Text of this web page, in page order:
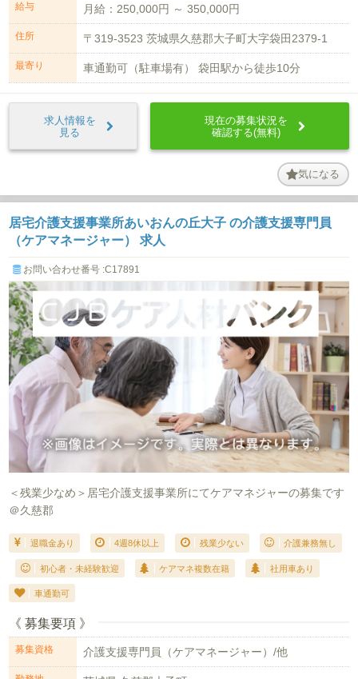
給与 月給：250,000円 ～ 350,000円
住所 〒319-3523 茨城県久慈郡大子町大字袋田2379-1
最寄り 車通勤可（駐車場有） 袋田駅から徒歩10分
求人情報を
見る
現在の募集状況を
確認する(無料)
気になる
居宅介護支援事業所あいおんの丘大子 の介護支援専門員
（ケアマネージャー） 求人
お問い合わせ番号 :C17891
＜残業少なめ＞居宅介護支援事業所にてケアマネジャーの募集です
＠久慈郡
退職金あり 4週8休以上 残業少ない 介護兼務無し
初心者・未経験歓迎 ケアマネ複数在籍 社用車あり
車通勤可
《 募集要項 》
募集資格 介護支援専門員（ケアマネージャー）/他